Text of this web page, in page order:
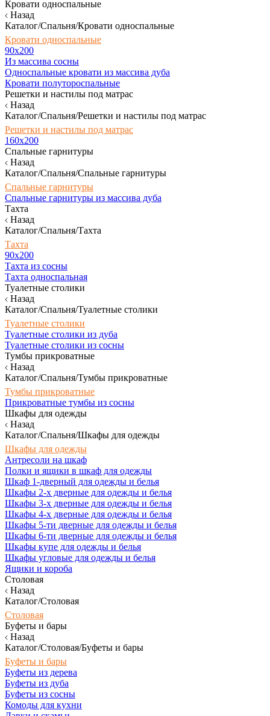
Кровати односпальные
Назад
Каталог/Спальня/Кровати односпальные
Кровати односпальные
90х200
Из массива сосны
Односпальные кровати из массива дуба
Кровати полутороспальные
Решетки и настилы под матрас
Назад
Каталог/Спальня/Решетки и настилы под матрас
Решетки и настилы под матрас
160х200
Спальные гарнитуры
Назад
Каталог/Спальня/Спальные гарнитуры
Спальные гарнитуры
Спальные гарнитуры из массива дуба
Тахта
Назад
Каталог/Спальня/Тахта
Тахта
90х200
Тахта из сосны
Тахта односпальная
Туалетные столики
Назад
Каталог/Спальня/Туалетные столики
Туалетные столики
Туалетные столики из дуба
Туалетные столики из сосны
Тумбы прикроватные
Назад
Каталог/Спальня/Тумбы прикроватные
Тумбы прикроватные
Прикроватные тумбы из сосны
Шкафы для одежды
Назад
Каталог/Спальня/Шкафы для одежды
Шкафы для одежды
Антресоли на шкаф
Полки и ящики в шкаф для одежды
Шкаф 1-дверный для одежды и белья
Шкафы 2-х дверные для одежды и белья
Шкафы 3-х дверные для одежды и белья
Шкафы 4-х дверные для одежды и белья
Шкафы 5-ти дверные для одежды и белья
Шкафы 6-ти дверные для одежды и белья
Шкафы купе для одежды и белья
Шкафы угловые для одежды и белья
Ящики и короба
Столовая
Назад
Каталог/Столовая
Столовая
Буфеты и бары
Назад
Каталог/Столовая/Буфеты и бары
Буфеты и бары
Буфеты из дерева
Буфеты из дуба
Буфеты из сосны
Комоды для кухни